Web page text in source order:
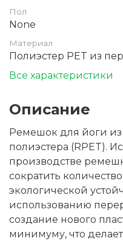
Пол
None
Материал
Полиэстер PET из
Все характеристики
Описание
Ремешок для йоги из
полиэстера (RPET).
производстве
сократить
экологической
использованию
создание нового
минимуму, что